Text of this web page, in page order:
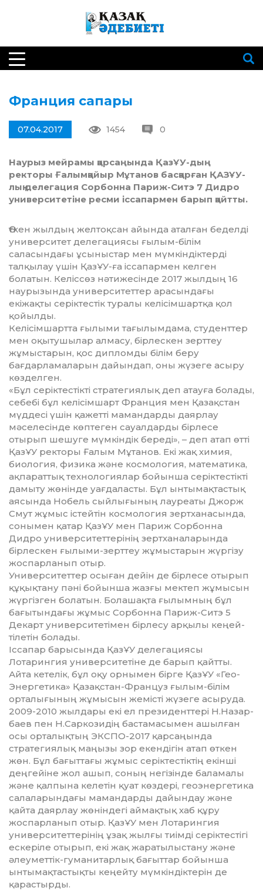
Франция сапары
07.04.2017 1454 0
Наурыз мейрамы қарсаңында ҚазҰУ-дың
ректоры Ғалымқайыр Мұтанов басқарған ҚАЗҰУ-
лық делегация Сорбонна Париж-Ситэ 7 Дидро
университетіне ресми іссапармен барып қайтты.
Өткен жылдың желтоқсан айында атал­ған беделді
университет делегациясы ғылым-білім
саласындағы ұсыныстар мен мүмкіндіктерді
талқылау үшін ҚазҰУ-ға іссапармен келген
болатын. Келіссөз нә­ти­жесінде 2017 жылдың 16
наурызында университеттер арасындағы
екіжақты се­рік­тестік туралы келісімшартқа қол
қойылды.
Келісімшартта ғылыми тағылымдама, студенттер
мен оқытушылар алмасу, бір­лес­кен зерттеу
жұмыстарын, қос дипломды білім беру
бағдарламаларын дайындап, оны жүзеге асыру
көзделген.
«Бұл серіктестікті стратегиялық деп атау­ға болады,
себебі бұл келісімшарт Фран­ция мен Қазақстан
мүддесі үшін қа­жетті мамандарды даярлау
мәселесінде көптеген сауалдарды бірлесе
отырып шешуге мүмкіндік береді», – деп атап өтті
ҚазҰУ ректоры Ғалым Мұтанов. Екі жақ химия,
биология, физика және космология, математика,
ақпараттық технологиялар бойынша серіктестікті
дамыту жөнінде уағдаласты. Бұл ынтымақтастық
аясында Нобель сыйлығының лауреаты Джорж
Смут жұмыс істейтін космология зертхана­сында,
сонымен қатар ҚазҰУ мен Париж Сор­бонна
Дидро университеттерінің зерт­­­ханаларында
бірлескен ғылыми-зерт­теу жұмыстарын жүргізу
жоспарланып отыр.
Университеттер осыған дейін де бірлесе отырып
құқықтану пәні бойынша жазғы мектеп жұмысын
жүргізген болатын. Бо­ла­шақта ғылымның бұл
бағытындағы жұ­мыс Сорбонна Париж-Ситэ 5
Декарт уни­верси­те­тімен бірлесу арқылы кеңей­
тіле­тін болады.
Іссапар барысында ҚазҰУ делегациясы
Лотарингия университетіне де барып қайт­ты.
Айта кетелік, бұл оқу орнымен бір­ге ҚазҰУ «Гео-
Энергетика» Қазақстан-Фран­­цуз ғылым-білім
орталығының жұ­мы­сын жемісті жүзеге асыруда.
2009-2010 жылдары екі ел президенттері Н.Назар­
баев пен Н.Саркозидің бастамасымен ашыл­ған
осы орталықтың ЭКСПО-2017 қар­саңын­да
стратегиялық маңызы зор екен­дігін атап өткен
жөн. Бұл бағыттағы жұ­мыс серіктестіктің екінші
деңгейіне жол ашып, соның негізінде баламалы
және қалпына келетін қуат көздері, гео­энергетика
салаларындағы мамандарды дайындау және
қайта даярлау жөнін­де­гі аймақтық хаб құру
жоспарланып отыр. ҚазҰУ мен Лотарингия
университеттерінің ұзақ жылғы тиімді серіктестігі
ескеріле оты­рып, екі жақ жаратылыстану және
әлеу­меттік-гуманитарлық бағыттар бо­йынша
ынтымақтастықты кеңейту мүмкін­діктерін де
қарастырды.